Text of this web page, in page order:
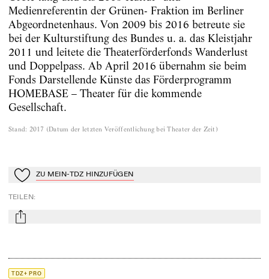
Medienreferentin der Grünen- Fraktion im Berliner
Abgeordnetenhaus. Von 2009 bis 2016 betreute sie
bei der Kulturstiftung des Bundes u. a. das Kleistjahr
2011 und leitete die Theaterförderfonds Wanderlust
und Doppelpass. Ab April 2016 übernahm sie beim
Fonds Darstellende Künste das Förderprogramm
HOMEBASE – Theater für die kommende
Gesellschaft.
Stand: 2017 (Datum der letzten Veröffentlichung bei Theater der Zeit )
Zu Mein-TdZ hinzufügen
ZU MEIN-TDZ HINZUFÜGEN
TEILEN:
mail
TDZ+ PRO